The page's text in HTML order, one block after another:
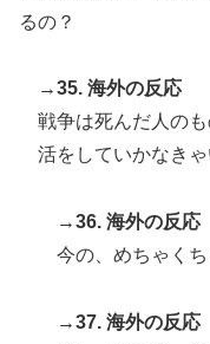
るの？
→35. 海外の反応
戦争は死んだ人の
活をしていかなきゃ
→36. 海外の反応
今の、めちゃくち
→37. 海外の反応